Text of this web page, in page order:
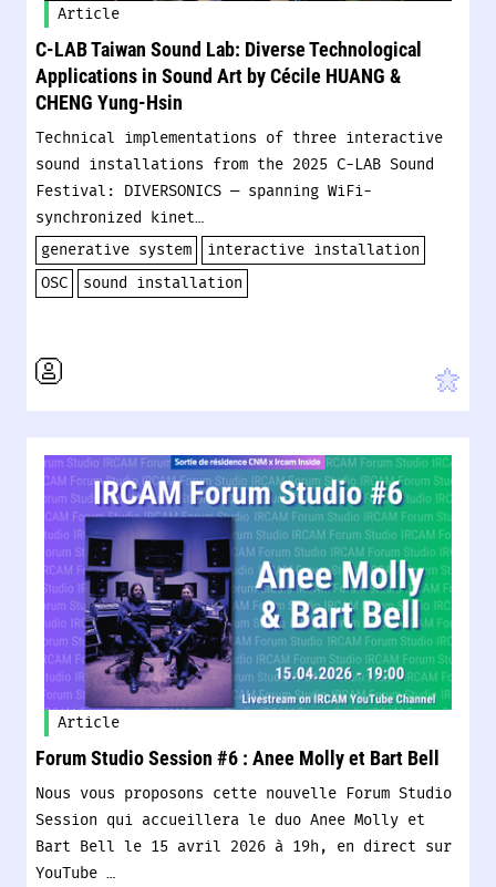
Article
C-LAB Taiwan Sound Lab: Diverse Technological
Applications in Sound Art by Cécile HUANG &
CHENG Yung-Hsin
Technical implementations of three interactive
sound installations from the 2025 C-LAB Sound
Festival: DIVERSONICS — spanning WiFi-
synchronized kinet…
generative system
interactive installation
OSC
sound installation
Article
Forum Studio Session #6 : Anee Molly et Bart Bell
Nous vous proposons cette nouvelle Forum Studio
Session qui accueillera le duo Anee Molly et
Bart Bell le 15 avril 2026 à 19h, en direct sur
YouTube …